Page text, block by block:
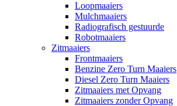
Loopmaaiers
Mulchmaaiers
Radiografisch gestuurde
Robotmaaiers
Zitmaaiers
Frontmaaiers
Benzine Zero Turn Maaiers
Diesel Zero Turn Maaiers
Zitmaaiers met Opvang
Zitmaaiers zonder Opvang